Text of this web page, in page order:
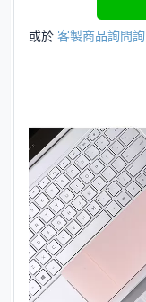
或於 客製商品詢問詢